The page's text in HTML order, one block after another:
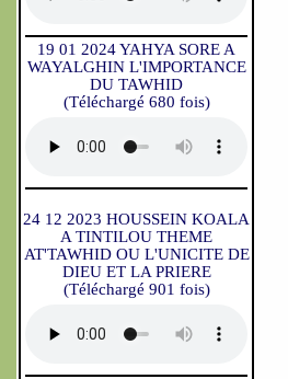
19 01 2024 YAHYA SORE A
WAYALGHIN L'IMPORTANCE
DU TAWHID
(Téléchargé 680 fois)
24 12 2023 HOUSSEIN KOALA
A TINTILOU THEME
AT'TAWHID OU L'UNICITE DE
DIEU ET LA PRIERE
(Téléchargé 901 fois)